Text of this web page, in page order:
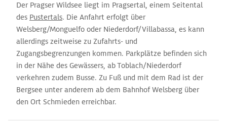
Der Pragser Wildsee liegt im Pragsertal, einem Seitental
des Pustertals. Die Anfahrt erfolgt über
Welsberg/Monguelfo oder Niederdorf/Villabassa, es kann
allerdings zeitweise zu Zufahrts- und
Zugangsbegrenzungen kommen. Parkplätze befinden sich
in der Nähe des Gewässers, ab Toblach/Niederdorf
verkehren zudem Busse. Zu Fuß und mit dem Rad ist der
Bergsee unter anderem ab dem Bahnhof Welsberg über
den Ort Schmieden erreichbar.